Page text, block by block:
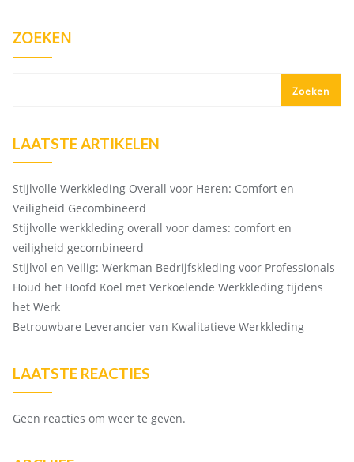
ZOEKEN
Zoeken
LAATSTE ARTIKELEN
Stijlvolle Werkkleding Overall voor Heren: Comfort en
Veiligheid Gecombineerd
Stijlvolle werkkleding overall voor dames: comfort en
veiligheid gecombineerd
Stijlvol en Veilig: Werkman Bedrijfskleding voor Professionals
Houd het Hoofd Koel met Verkoelende Werkkleding tijdens
het Werk
Betrouwbare Leverancier van Kwalitatieve Werkkleding
LAATSTE REACTIES
Geen reacties om weer te geven.